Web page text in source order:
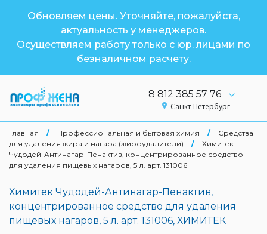
Обновляем цены. Уточняйте, пожалуйста,
актуальность у менеджеров.
Осуществляем работу только с юр. лицами по
безналичном расчету.
8 812 385 57 76
Санкт-Петербург
Главная / Профессиональная и бытовая химия /
Средства
для удаления жира и нагара (жироудалители)
/
Химитек
Чудодей-Антинагар-Пенактив, концентрированное средство
для удаления пищевых нагаров, 5 л. арт. 131006
Химитек Чудодей-Антинагар-Пенактив,
концентрированное средство для удаления
пищевых нагаров, 5 л. арт. 131006, ХИМИТЕК